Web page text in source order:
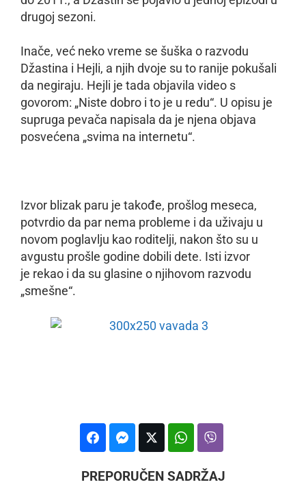
drugoj sezoni.
Inače, već neko vreme se šuška o razvodu
Džastina i Hejli, a njih dvoje su to ranije pokušali
da negiraju. Hejli je tada objavila video s
govorom: „Niste dobro i to je u redu“. U opisu je
supruga pevača napisala da je njena objava
posvećena „svima na internetu“.
Izvor blizak paru je takođe, prošlog meseca,
potvrdio da par nema probleme i da uživaju u
novom poglavlju kao roditelji, nakon što su u
avgustu prošle godine dobili dete. Isti izvor
je rekao i da su glasine o njihovom razvodu
„smešne“.
PREPORUČEN SADRŽAJ